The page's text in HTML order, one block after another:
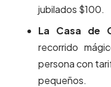
jubilados $100.
La Casa de
recorrido
persona con
pequeños.